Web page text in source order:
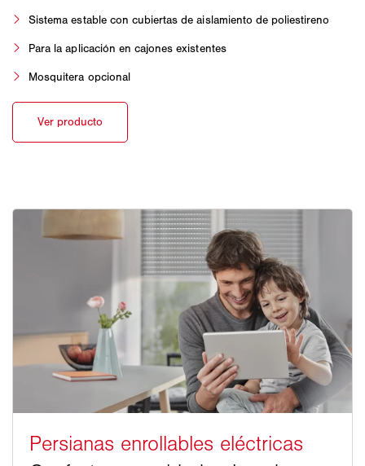
Sistema estable con cubiertas de aislamiento de poliestireno
Para la aplicación en cajones existentes
Mosquitera opcional